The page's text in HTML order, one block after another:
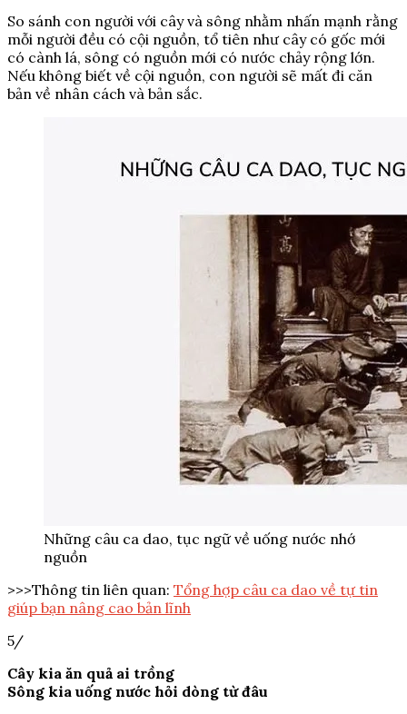
So sánh con người với cây và sông nhằm nhấn mạnh rằng
mỗi người đều có cội nguồn, tổ tiên như cây có gốc mới
có cành lá, sông có nguồn mới có nước chảy rộng lớn.
Nếu không biết về cội nguồn, con người sẽ mất đi căn
bản về nhân cách và bản sắc.
Những câu ca dao, tục ngữ về uống nước nhớ
nguồn
>>>Thông tin liên quan: Tổng hợp câu ca dao về tự tin
giúp bạn nâng cao bản lĩnh
5/
Cây kia ăn quả ai trồng
Sông kia uống nước hỏi dòng từ đâu